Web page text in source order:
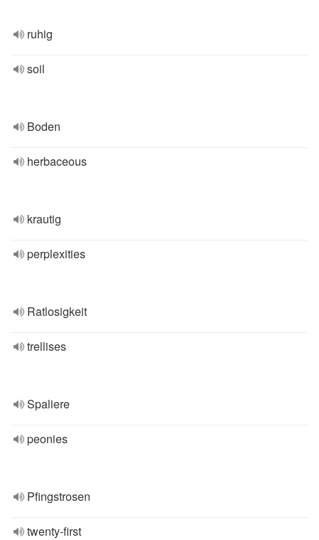
ruhig
soil
Boden
herbaceous
krautig
perplexities
Ratlosigkeit
trellises
Spaliere
peonies
Pfingstrosen
twenty-first